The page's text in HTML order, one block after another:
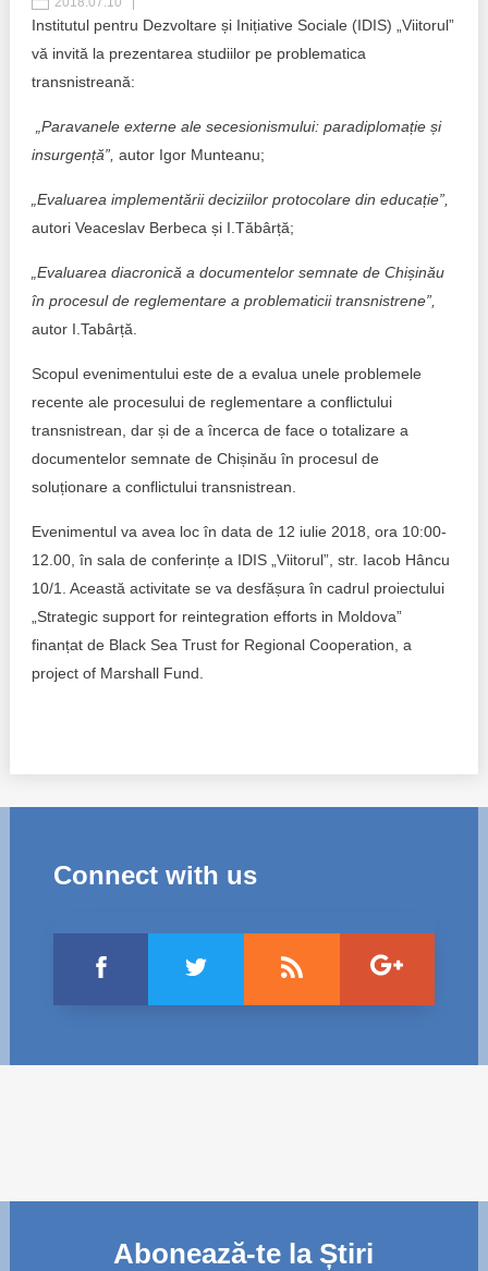
Rapoarte
Inițiative desfășurate
Manual de proceduri
Organigrama IDIS
Consiliul consulativ internațional IDIS
Politici regionale
Bunele practici
Laborator sociometric
Transparența guvernării locale
Agenda Națională de Business
15 minute de realism economic
Trend Hunter
Buletin EU-STRAT
Aplică la BUNELE PRACTICI
Transparența întreprinderilor de stat
publice-cheie din Moldova
Achizițiile publice în vizorul societății civile
Institutul pentru Dezvoltare și Inițiative Sociale (IDIS) „Viitorul”
vă invită la prezentarea studiilor pe problematica
transnistreană:
„Paravanele externe ale secesionismului: paradiplomație și
insurgență”, autor Igor Munteanu;
„Evaluarea implementării deciziilor protocolare din educație”,
autori Veaceslav Berbeca și I.Tăbârță;
Evaluarea diacronică a documentelor semnate de Chișinău
în procesul de reglementare a problematicii transnistrene”,
autor I.Tabârță.
Scopul evenimentului este de a evalua unele problemele
recente ale procesului de reglementare a conflictului
transnistrean, dar și de a încerca de face o totalizare a
documentelor semnate de Chișinău în procesul de
soluționare a conflictului transnistrean.
Evenimentul va avea loc în data de 12 iulie 2018, ora 10:00-
12.00, în sala de conferințe a IDIS „Viitorul”, str. Iacob Hâncu
10/1. Această activitate se va desfășura în cadrul proiectului
„Strategic support for reintegration efforts in Moldova”
finanțat de Black Sea Trust for Regional Cooperation, a
project of Marshall Fund.
Connect with us
Abonează-te la Știri